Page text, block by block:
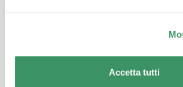
Accetta tutti
13.08.2026
Begegnung mit Roland